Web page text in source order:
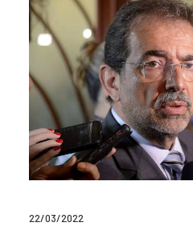
22/03/2022